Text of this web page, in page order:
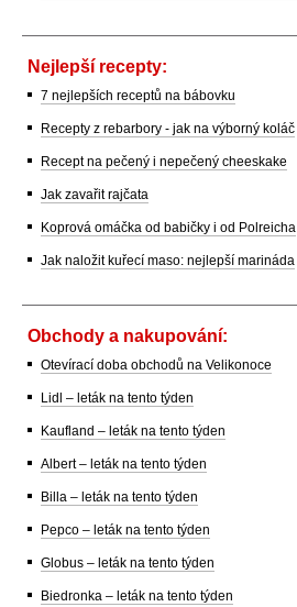
Nejlepší recepty:
7 nejlepších receptů na bábovku
Recepty z rebarbory - jak na výborný koláč
Recept na pečený i nepečený cheeskake
Jak zavařit rajčata
Koprová omáčka od babičky i od Polreicha
Jak naložit kuřecí maso: nejlepší marináda
Obchody a nakupování:
Otevírací doba obchodů na Velikonoce
Lidl – leták na tento týden
Kaufland – leták na tento týden
Albert – leták na tento týden
Billa – leták na tento týden
Pepco – leták na tento týden
Globus – leták na tento týden
Biedronka – leták na tento týden